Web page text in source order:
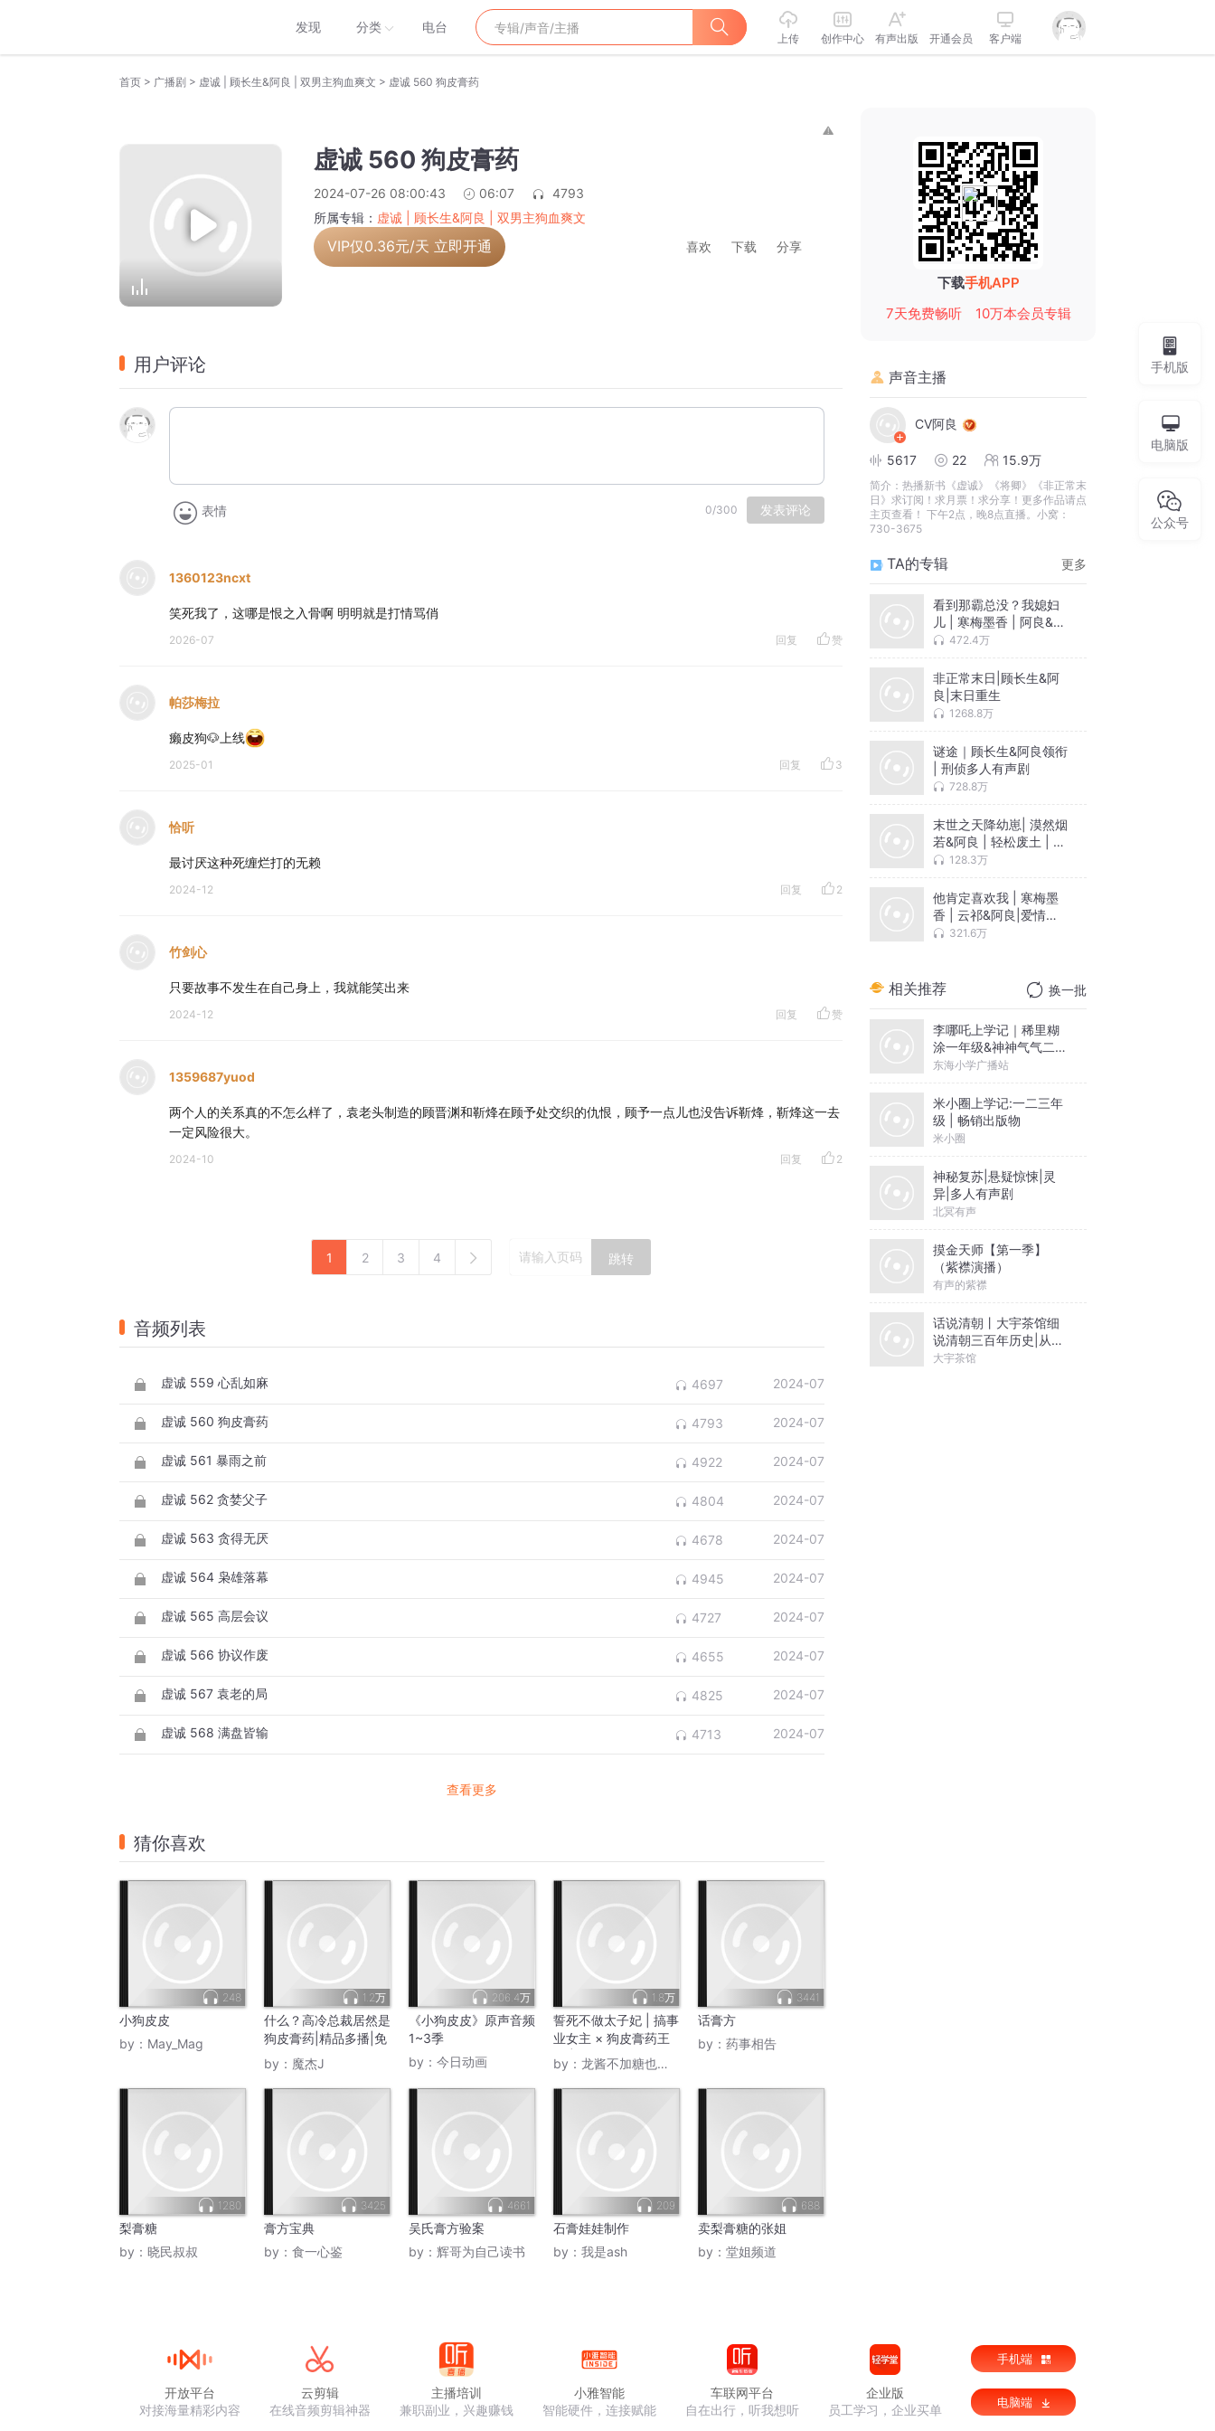
发现 分类 电台
上传 创作中心 有声出版 开通会员 客户端
首页 > 广播剧 > 虚诚 | 顾长生&阿良 | 双男主狗血爽文 > 虚诚 560 狗皮膏药
虚诚 560 狗皮膏药
2024-07-26 08:00:43 06:07
4793
所属专辑： 虚诚 | 顾长生&阿良 | 双男主狗血爽文
VIP仅0.36元/天 立即开通 喜欢 下载 分享
用户评论
表情 0/300 发表评论
1360123ncxt
笑死我了，这哪是恨之入骨啊 明明就是打情骂俏
2026-07 回复 赞
帕莎梅拉
癞皮狗🐶上线
2025-01 回复 3
恰听
最讨厌这种死缠烂打的无赖
2024-12 回复 2
竹剑心
只要故事不发生在自己身上，我就能笑出来
2024-12 回复 赞
1359687yuod
两个人的关系真的不怎么样了，袁老头制造的顾晋渊和靳烽在顾予处交织的仇恨，顾予一点儿也没告诉靳烽，靳烽这一去
一定风险很大。
2024-10 回复 2
1 2 3 4 跳转
音频列表
虚诚 559 心乱如麻 4697 2024-07
虚诚 560 狗皮膏药 4793 2024-07
虚诚 561 暴雨之前 4922 2024-07
虚诚 562 贪婪父子 4804 2024-07
虚诚 563 贪得无厌 4678 2024-07
虚诚 564 枭雄落幕 4945 2024-07
虚诚 565 高层会议 4727 2024-07
虚诚 566 协议作废 4655 2024-07
虚诚 567 袁老的局 4825 2024-07
虚诚 568 满盘皆输 4713 2024-07
查看更多
猜你喜欢
248
小狗皮皮
by： May_Mag
1.2万
什么？高冷总裁居然是
狗皮膏药|精品多播|免
费
by： 魔杰J
206.4万
《小狗皮皮》原声音频
1~3季
by： 今日动画
1.8万
誓死不做太子妃 | 搞事
业女主 × 狗皮膏药王
爷 | 古代言情多人有声
剧
by： 龙酱不加糖也很甜
3441
话膏方
by： 药事相告
1280
梨膏糖
by： 晓民叔叔
3425
膏方宝典
by： 食一心鉴
4661
吴氏膏方验案
by： 辉哥为自己读书
209
石膏娃娃制作
by： 我是ash
688
卖梨膏糖的张姐
by： 堂姐频道
下载手机APP
7天免费畅听
10万本会员专辑
声音主播
CV阿良
5617 22 15.9万
简介： 热播新书《虚诚》《将卿》《非正常末
日》求订阅！求月票！求分享！更多作品请点
主页查看！ 下午2点，晚8点直播。小窝：
730-3675
TA的专辑 更多
看到那霸总没？我媳妇
儿 | 寒梅墨香 | 阿良&裂
神 | 双总裁 | 爆笑甜宠
472.4万
非正常末日|顾长生&阿
良|末日重生
1268.8万
谜途｜顾长生&阿良领衔
| 刑侦多人有声剧
728.8万
末世之天降幼崽| 漠然烟
若&阿良 | 轻松废土 | 御
兽养崽 | 多人有声剧
128.3万
他肯定喜欢我 | 寒梅墨
香 | 云祁&阿良|爱情小
喜剧321.6万
相关推荐 换一批
李哪吒上学记｜稀里糊
涂一年级&神神气气二年
级
东海小学广播站
米小圈上学记:一二三年
级 | 畅销出版物
米小圈
神秘复苏|悬疑惊悚|灵
异|多人有声剧
北冥有声
摸金天师【第一季】
（紫襟演播）
有声的紫襟
话说清朝丨大宇茶馆细
说清朝三百年历史|从努
尔哈赤到末代皇帝溥仪|
大宇茶馆
手机版
电脑版
公众号
开放平台
对接海量精彩内容
云剪辑
在线音频剪辑神器
主播培训
兼职副业，兴趣赚钱
小雅智能
智能硬件，连接赋能
车联网平台
自在出行，听我想听
企业版
员工学习，企业买单
手机端
电脑端